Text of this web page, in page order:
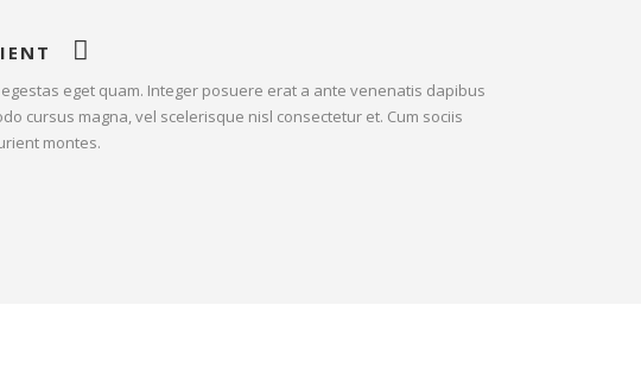
eget quam. Integer posuere erat a ante venenatis dapibus
cursus magna, vel scelerisque nisl consectetur et. Cum sociis
montes.